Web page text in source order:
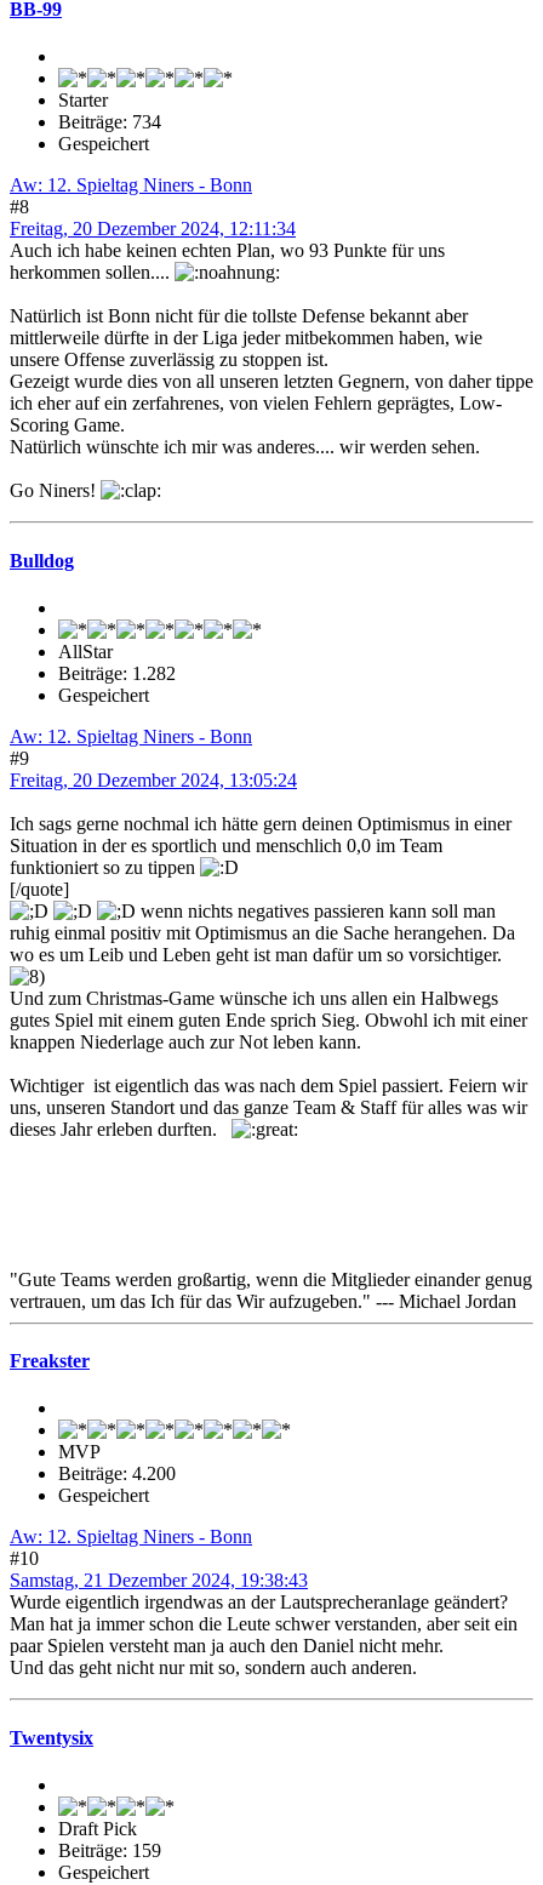
BB-99
Starter
Beiträge: 734
Gespeichert
Aw: 12. Spieltag Niners - Bonn
#8
Freitag, 20 Dezember 2024, 12:11:34
Auch ich habe keinen echten Plan, wo 93 Punkte für uns
herkommen sollen....
Natürlich ist Bonn nicht für die tollste Defense bekannt aber
mittlerweile dürfte in der Liga jeder mitbekommen haben, wie
unsere Offense zuverlässig zu stoppen ist.
Gezeigt wurde dies von all unseren letzten Gegnern, von daher tippe
ich eher auf ein zerfahrenes, von vielen Fehlern geprägtes, Low-
Scoring Game.
Natürlich wünschte ich mir was anderes.... wir werden sehen.
Go Niners!
Bulldog
AllStar
Beiträge: 1.282
Gespeichert
Aw: 12. Spieltag Niners - Bonn
#9
Freitag, 20 Dezember 2024, 13:05:24
Ich sags gerne nochmal ich hätte gern deinen Optimismus in einer
Situation in der es sportlich und menschlich 0,0 im Team
funktioniert so zu tippen
[/quote]
wenn nichts negatives passieren kann soll man
ruhig einmal positiv mit Optimismus an die Sache herangehen. Da
wo es um Leib und Leben geht ist man dafür um so vorsichtiger.
Und zum Christmas-Game wünsche ich uns allen ein Halbwegs
gutes Spiel mit einem guten Ende sprich Sieg. Obwohl ich mit einer
knappen Niederlage auch zur Not leben kann.
Wichtiger ist eigentlich das was nach dem Spiel passiert. Feiern wir
uns, unseren Standort und das ganze Team & Staff für alles was wir
dieses Jahr erleben durften.
"Gute Teams werden großartig, wenn die Mitglieder einander genug
vertrauen, um das Ich für das Wir aufzugeben." --- Michael Jordan
Freakster
MVP
Beiträge: 4.200
Gespeichert
Aw: 12. Spieltag Niners - Bonn
#10
Samstag, 21 Dezember 2024, 19:38:43
Wurde eigentlich irgendwas an der Lautsprecheranlage geändert?
Man hat ja immer schon die Leute schwer verstanden, aber seit ein
paar Spielen versteht man ja auch den Daniel nicht mehr.
Und das geht nicht nur mit so, sondern auch anderen.
Twentysix
Draft Pick
Beiträge: 159
Gespeichert